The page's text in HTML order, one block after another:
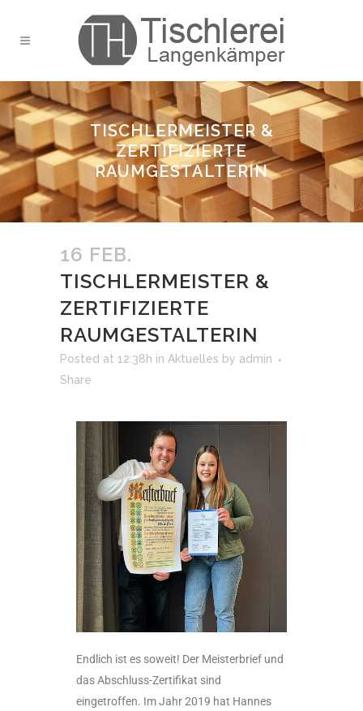
TISCHLERMEISTER &
ZERTIFIZIERTE
RAUMGESTALTERIN
16 FEB.
TISCHLERMEISTER &
ZERTIFIZIERTE
RAUMGESTALTERIN
Posted at 12:38h in Aktuelles by admin
Share
Endlich ist es soweit! Der Meisterbrief und
das Abschluss-Zertifikat sind
eingetroffen. Im Jahr 2019 hat Hannes